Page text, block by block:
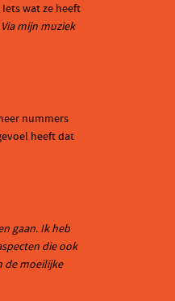
wat ze heeft
mijn muziek
nummers
heeft dat
gaan. Ik heb
die ook
de moeilijke